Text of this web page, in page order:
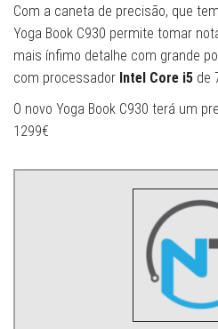
Com a caneta de precisão, que
Yoga Book C930 permite tomar
mais ínfimo detalhe com grande
com processador Intel Core i5 de
O novo Yoga Book C930 terá um
1299€